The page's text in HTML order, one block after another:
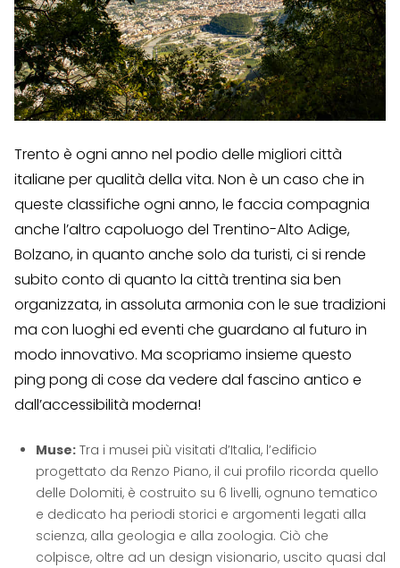
Trento è ogni anno nel podio delle migliori città
italiane per qualità della vita. Non è un caso che in
queste classifiche ogni anno, le faccia compagnia
anche l’altro capoluogo del Trentino-Alto Adige,
Bolzano, in quanto anche solo da turisti, ci si rende
subito conto di quanto la città trentina sia ben
organizzata, in assoluta armonia con le sue tradizioni
ma con luoghi ed eventi che guardano al futuro in
modo innovativo. Ma scopriamo insieme questo
ping pong di cose da vedere dal fascino antico e
dall’accessibilità moderna!
Muse:Tra i musei più visitati d’Italia, l’edificio
progettato da Renzo Piano, il cui profilo ricorda quello
delle Dolomiti, è costruito su 6 livelli, ognuno tematico
e dedicato ha periodi storici e argomenti legati alla
scienza, alla geologia e alla zoologia. Ciò che
colpisce, oltre ad un design visionario, uscito quasi dal